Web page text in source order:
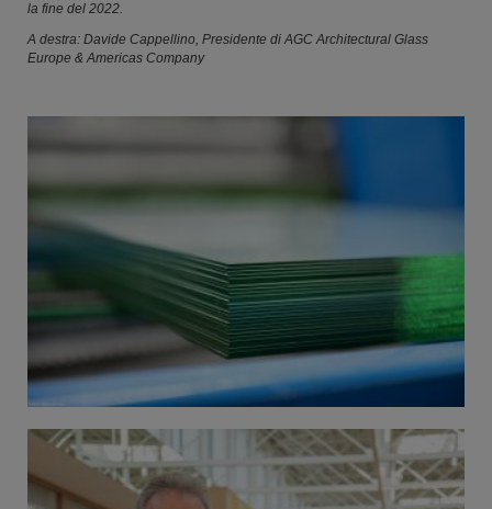
la fine del 2022.
A destra: Davide Cappellino, Presidente di AGC Architectural Glass
Europe & Americas Company